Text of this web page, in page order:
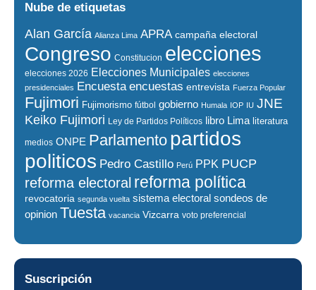
Nube de etiquetas
Alan García Alianza Lima APRA campaña electoral
Congreso Constitucion elecciones
elecciones 2026 Elecciones Municipales elecciones
presidenciales Encuesta encuestas entrevista Fuerza Popular
Fujimori Fujimorismo fútbol gobierno Humala IOP IU JNE
Keiko Fujimori Ley de Partidos Políticos libro Lima literatura
medios ONPE Parlamento partidos
politicos Pedro Castillo Perú PPK PUCP
reforma electoral reforma política
revocatoria segunda vuelta sistema electoral sondeos de
opinion Tuesta vacancia Vizcarra voto preferencial
Suscripción